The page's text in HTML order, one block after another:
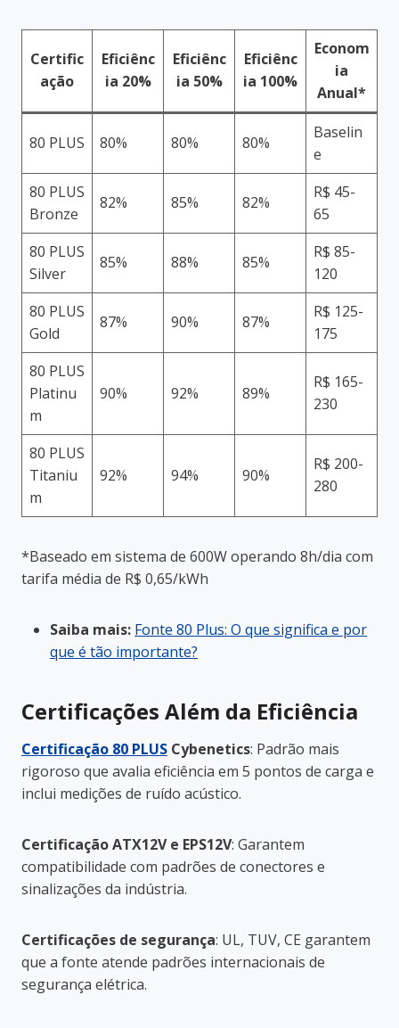
Certific
ação
Eficiênc
ia 20%
Eficiênc
ia 50%
Eficiênc
ia 100%
Econom
ia
Anual*
80 PLUS 80% 80% 80%
Baselin
e
80 PLUS
Bronze
82% 85% 82%
R$ 45-
65
80 PLUS
Silver
85% 88% 85%
R$ 85-
120
80 PLUS
Gold
87% 90% 87%
R$ 125-
175
80 PLUS
Platinu
m
90% 92% 89%
R$ 165-
230
80 PLUS
Titaniu
m
92% 94% 90%
R$ 200-
280
*Baseado em sistema de 600W operando 8h/dia com
tarifa média de R$ 0,65/kWh
Saiba mais: Fonte 80 Plus: O que significa e por
que é tão importante?
Certificações Além da Eficiência
Certificação 80 PLUS Cybenetics: Padrão mais
rigoroso que avalia eficiência em 5 pontos de carga e
inclui medições de ruído acústico.
Certificação ATX12V e EPS12V: Garantem
compatibilidade com padrões de conectores e
sinalizações da indústria.
Certificações de segurança: UL, TUV, CE garantem
que a fonte atende padrões internacionais de
segurança elétrica.